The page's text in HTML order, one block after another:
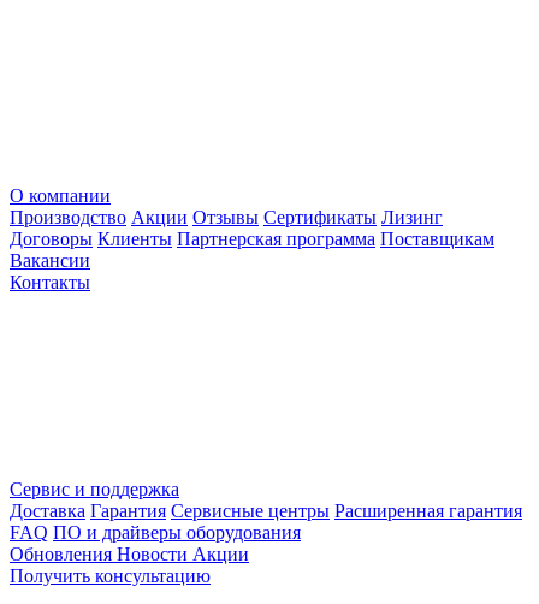
О компании
Производство Акции Отзывы Сертификаты Лизинг
Договоры Клиенты Партнерская программа Поставщикам
Вакансии
Контакты
Сервис и поддержка
Доставка Гарантия Сервисные центры Расширенная гарантия
FAQ ПО и драйверы оборудования
Обновления Новости Акции
Получить консультацию